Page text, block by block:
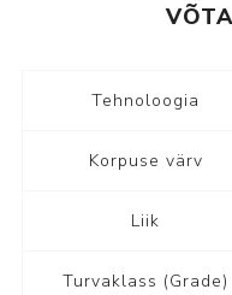
Tehnoloogia
Korpuse värv
Liik
Turvaklass (Grade)